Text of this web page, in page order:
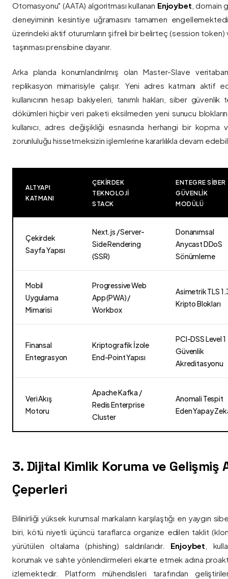
Otomasyonu" (AATA) algoritması kullanan Enjoybet , domain
deneyiminin kesintiye uğramasını tamamen
üzerindeki aktif oturumların şifreli bir belirteç (session token)
taşınması prensibine dayanır.
Arka planda konumlandırılmış olan Master-Slave
replikasyon mimarisiyle çalışır. Yeni adres katmanı aktif
kullanıcının hesap bakiyeleri, tanımlı hakları, siber
dökümleri hiçbir veri paketi eksilmeden yeni sunucu
kullanıcı, adres değişikliği esnasında herhangi bir
zorunluluğu hissetmeksizin işlemlerine kararlılıkla devam
ALTYAPI
KATMANI
ÇEKIRDEK
TEKNOLOJI
STACK
ENTEGRE SIBER
GÜVENLIK
MODÜLÜ
Çekirdek
Sayfa Yapısı
Next.js / Server-
Side Rendering
(SSR)
Donanımsal
Anycast DDoS
Sönümleme
Mobil
Uygulama
Mimarisi
Progressive Web
App (PWA) /
Workbox
Asimetrik TLS
Kripto Blokları
Finansal
Entegrasyon
Kriptografik İzole
End-Point Yapısı
PCI-DSS Level 1
Güvenlik
Akreditasyonu
Veri Akış
Motoru
Apache Kafka /
Redis Enterprise
Cluster
Anomali Tespit
Eden Yapay
3. Dijital Kimlik Koruma ve Gelişmiş
Çeperleri
Bilinirliği yüksek kurumsal markaların karşılaştığı en yaygın
biri, kötü niyetli üçüncü taraflarca organize edilen taklit
yürütülen oltalama (phishing) saldırılarıdır. Enjoybet ,
korumak ve sahte yönlendirmeleri ekarte etmek adına
izlemektedir. Platform mühendisleri tarafından